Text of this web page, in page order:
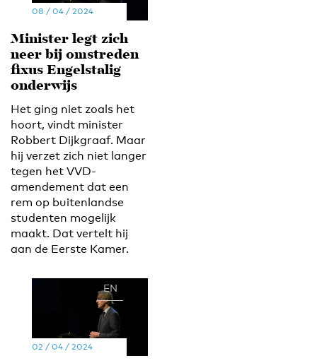
08 / 04 / 2024
Minister legt zich
neer bij omstreden
fixus Engelstalig
onderwijs
Het ging niet zoals het
hoort, vindt minister
Robbert Dijkgraaf. Maar
hij verzet zich niet langer
tegen het VVD-
amendement dat een
rem op buitenlandse
studenten mogelijk
maakt. Dat vertelt hij
aan de Eerste Kamer.
EN
02 / 04 / 2024